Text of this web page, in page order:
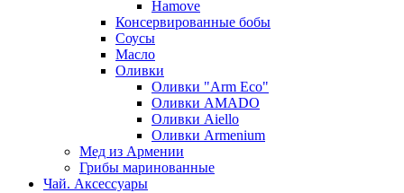
Hamove
Консервированные бобы
Соусы
Масло
Оливки
Оливки "Arm Eco"
Оливки AMADO
Оливки Aiello
Оливки Armenium
Мед из Армении
Грибы маринованные
Чай. Аксессуары